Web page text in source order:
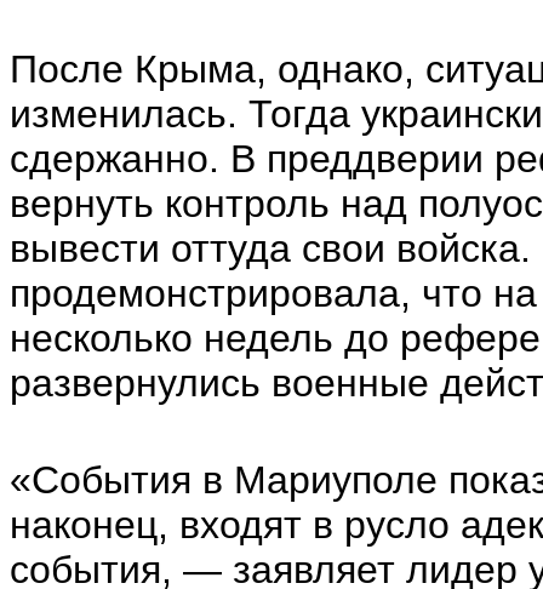
После Крыма, однако,
изменилась. Тогда
сдержанно. В преддверии
вернуть контроль над
вывести оттуда свои
продемонстрировала, что
несколько недель до
развернулись военные
«События в Мариуполе
наконец, входят в русло
события, — заявляет лидер